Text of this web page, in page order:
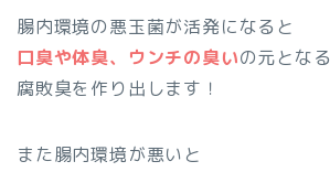
腸内環境の悪玉菌が活発になると
口臭や体臭、ウンチの臭いの元となる
腐敗臭を作り出します！
また腸内環境が悪いと